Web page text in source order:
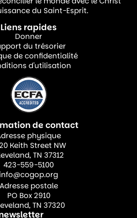
de prière :
un missionnaire –
chaque petit groupe, classe
dimanche ou équipe de
missionnaire pour lequel
un accent chaque mois à la
les missions – Consacrer un
par mois à la mise en
missionnaire ou d’un
mission spécifique, en
des mises à jour et des
du Saint-Esprit.
Liens rapides
Donner
du trésorier
de confidentialité
d'utilisation
de contact
physique
Keith Street NW
TN 37312
423-559-5100
info@cogop.org
Adresse postale
PO Box 2910
TN 37320